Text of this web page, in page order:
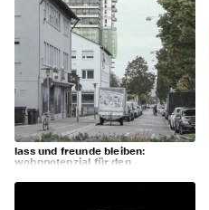
lass und freunde bleiben:
wohnpotenzial für den
Julie Siebels, Sophie Möhrle